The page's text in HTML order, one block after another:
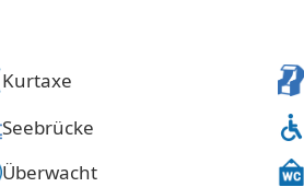
Kurtaxe
Seebrücke
Überwacht